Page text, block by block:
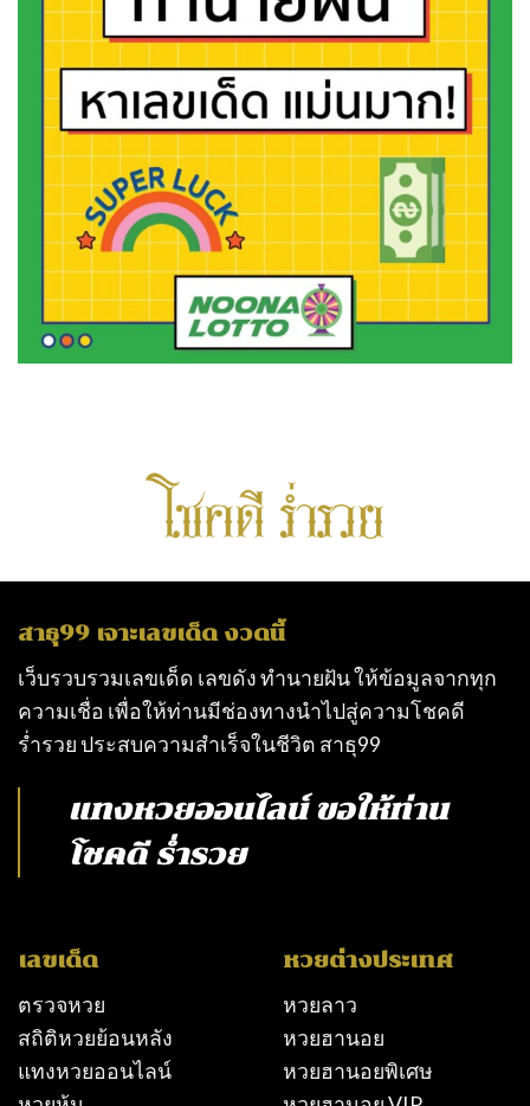
สาธุ99 เจาะเลขเด็ด งวดนี้
เว็บรวบรวมเลขเด็ด เลขดัง ทำนายฝัน ให้ข้อมูลจากทุก
ความเชื่อ เพื่อให้ท่านมีช่องทางนำไปสู่ความโชคดี
ร่ำรวย ประสบความสำเร็จในชีวิต สาธุ99
แทงหวยออนไลน์ขอให้ท่าน
โชคดี ร่ำรวย
เลขเด็ด
ตรวจหวย
สถิติหวยย้อนหลัง
แทงหวยออนไลน์
หวยต่างประเทศ
หวยลาว
หวยฮานอย
หวยฮานอยพิเศษ